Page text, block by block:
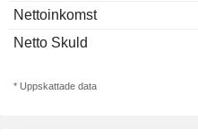
Nettoinkomst
Netto Skuld
* Uppskattade data